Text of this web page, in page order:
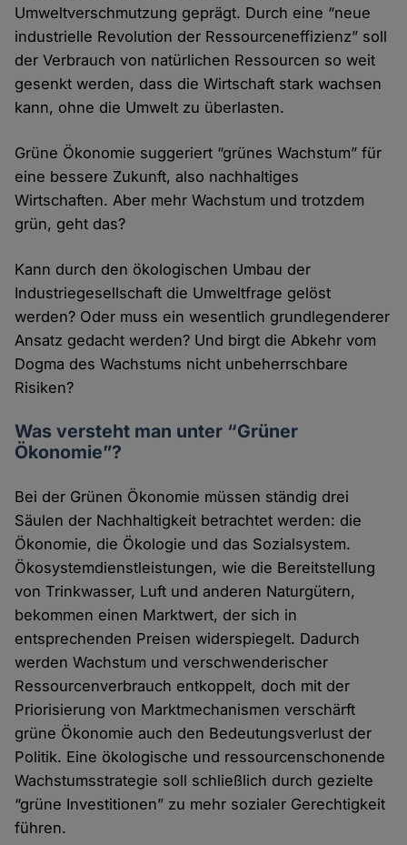
Umweltverschmutzung geprägt. Durch eine “neue
industrielle Revolution der Ressourceneffizienz” soll
der Verbrauch von natürlichen Ressourcen so weit
gesenkt werden, dass die Wirtschaft stark wachsen
kann, ohne die Umwelt zu überlasten.
Grüne Ökonomie suggeriert “grünes Wachstum” für
eine bessere Zukunft, also nachhaltiges
Wirtschaften. Aber mehr Wachstum und trotzdem
grün, geht das?
Kann durch den ökologischen Umbau der
Industriegesellschaft die Umweltfrage gelöst
werden? Oder muss ein wesentlich grundlegenderer
Ansatz gedacht werden? Und birgt die Abkehr vom
Dogma des Wachstums nicht unbeherrschbare
Risiken?
Was versteht man unter “Grüner
Ökonomie”?
Bei der Grünen Ökonomie müssen ständig drei
Säulen der Nachhaltigkeit betrachtet werden: die
Ökonomie, die Ökologie und das Sozialsystem.
Ökosystemdienstleistungen, wie die Bereitstellung
von Trinkwasser, Luft und anderen Naturgütern,
bekommen einen Marktwert, der sich in
entsprechenden Preisen widerspiegelt. Dadurch
werden Wachstum und verschwenderischer
Ressourcenverbrauch entkoppelt, doch mit der
Priorisierung von Marktmechanismen verschärft
grüne Ökonomie auch den Bedeutungsverlust der
Politik. Eine ökologische und ressourcenschonende
Wachstumsstrategie soll schließlich durch gezielte
“grüne Investitionen” zu mehr sozialer Gerechtigkeit
führen.